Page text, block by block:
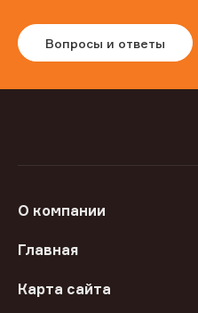
Вопросы и ответы
О компании
Главная
Карта сайта